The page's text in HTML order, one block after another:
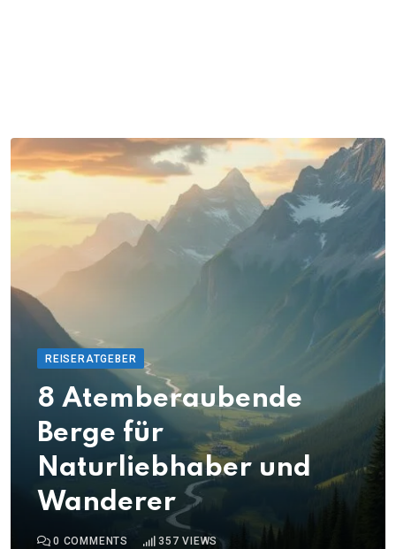
REISERATGEBER
8 Atemberaubende
Berge für
Naturliebhaber und
Wanderer
0 COMMENTS 357 VIEWS